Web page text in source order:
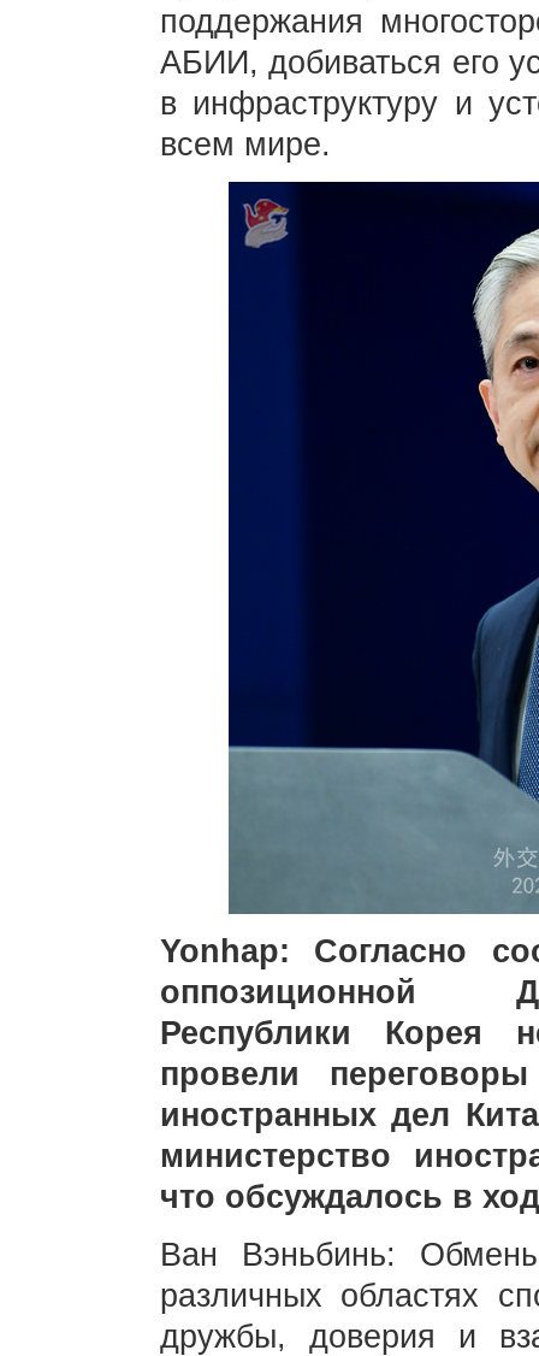
поддержания
АБИИ, добиваться его
в инфраструктуру и
всем мире.
Yonhap: Согласно
оппозиционной
Республики Корея
провели
иностранных дел
министерство
что обсуждалось в
Ван Вэньбинь:
различных областях
дружбы, доверия и